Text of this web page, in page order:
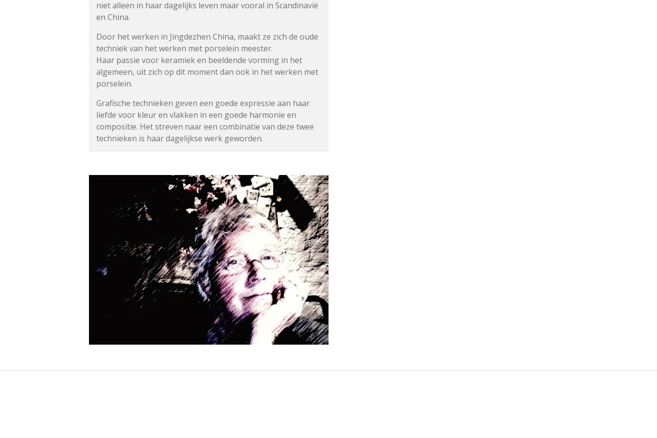
niet alleen in haar dagelijks leven maar vooral in Scandinavië
en China.
Door het werken in Jingdezhen China, maakt ze zich de oude
techniek van het werken met porselein meester.
Haar passie voor keramiek en beeldende vorming in het
algemeen, uit zich op dit moment dan ook in het werken met
porselein.
Grafische technieken geven een goede expressie aan haar
liefde voor kleur en vlakken in een goede harmonie en
compositie. Het streven naar een combinatie van deze twee
technieken is haar dagelijkse werk geworden.